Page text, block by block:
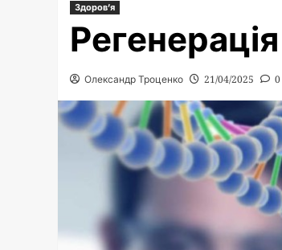
Здоров'я
Олександр Троценко 21/04/2025 0